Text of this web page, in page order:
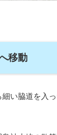
移動
細い脇道を入